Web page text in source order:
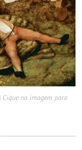
Cique na imagem para